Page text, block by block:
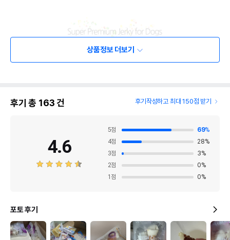
상품정보 더보기
후기 총 163건 후기작성하고 최대 150점 받기
4.6
5점 69%
4점 28%
3점 3%
2점 0%
1 점 0%
포토 후기